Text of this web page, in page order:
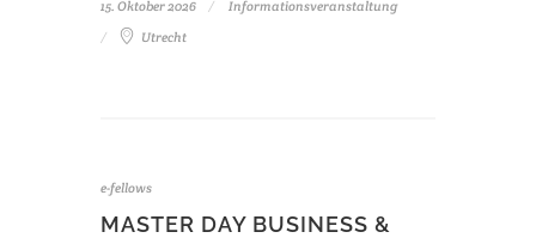
15. Oktober 2026
Informationsveranstaltung
Utrecht
e-fellows
MASTER DAY BUSINESS &